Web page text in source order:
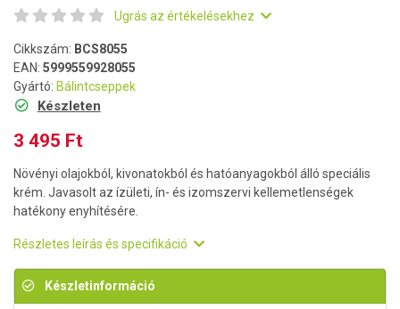
Ugrás az értékelésekhez
Cikkszám: BCS8055
EAN: 5999559928055
Gyártó: Bálintcseppek
Készleten
3 495 Ft
Növényi olajokból, kivonatokból és hatóanyagokból álló speciális
krém. Javasolt az ízületi, ín- és izomszervi kellemetlenségek
hatékony enyhítésére.
Részletes leírás és specifikáció
Készletinformáció